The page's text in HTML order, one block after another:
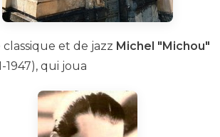
classique et de jazz Michel "Michou"
1947), qui joua